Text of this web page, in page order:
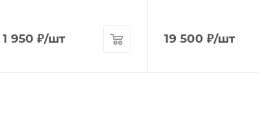
1 950 ₽/шт 19 500 ₽/шт